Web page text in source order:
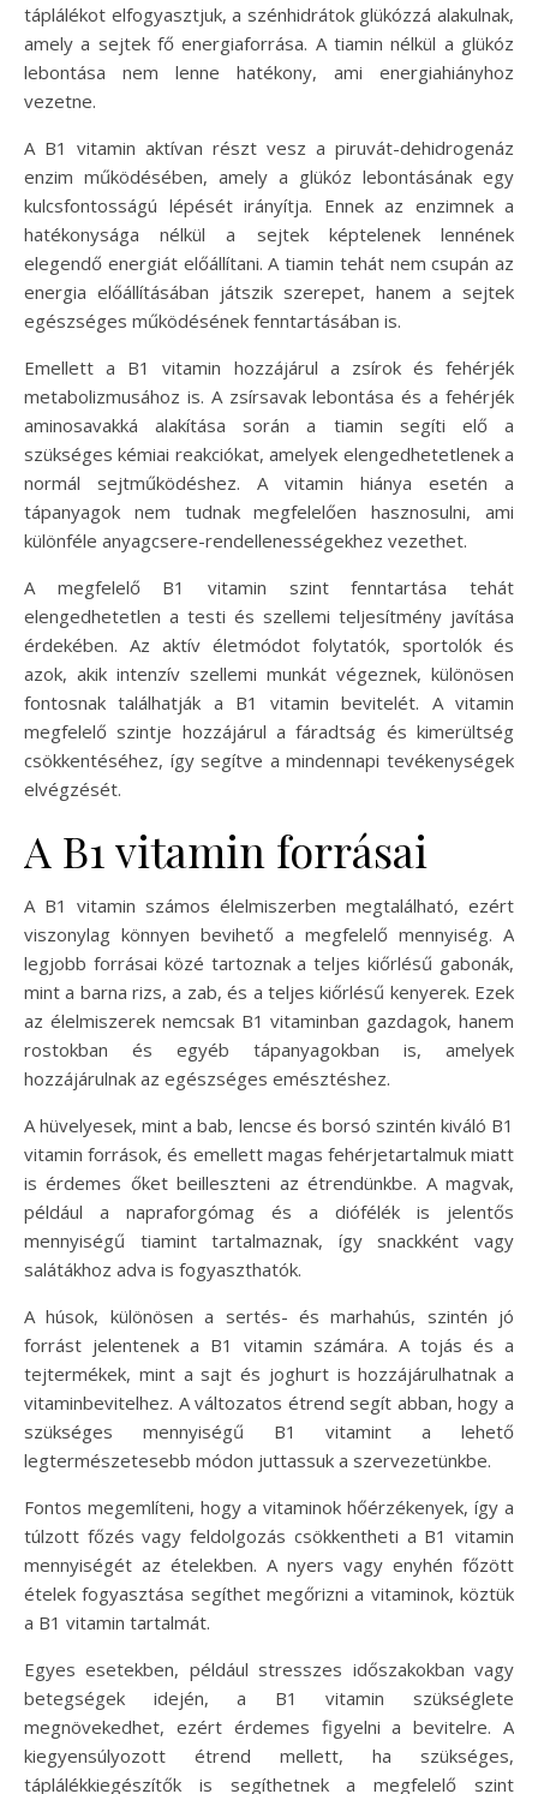
táplálékot elfogyasztjuk, a szénhidrátok glükózzá alakulnak,
amely a sejtek fő energiaforrása. A tiamin nélkül a glükóz
lebontása nem lenne hatékony, ami energiahiányhoz
vezetne.
A B1 vitamin aktívan részt vesz a piruvát-dehidrogenáz
enzim működésében, amely a glükóz lebontásának egy
kulcsfontosságú lépését irányítja. Ennek az enzimnek a
hatékonysága nélkül a sejtek képtelenek lennének
elegendő energiát előállítani. A tiamin tehát nem csupán az
energia előállításában játszik szerepet, hanem a sejtek
egészséges működésének fenntartásában is.
Emellett a B1 vitamin hozzájárul a zsírok és fehérjék
metabolizmusához is. A zsírsavak lebontása és a fehérjék
aminosavakká alakítása során a tiamin segíti elő a
szükséges kémiai reakciókat, amelyek elengedhetetlenek a
normál sejtműködéshez. A vitamin hiánya esetén a
tápanyagok nem tudnak megfelelően hasznosulni, ami
különféle anyagcsere-rendellenességekhez vezethet.
A megfelelő B1 vitamin szint fenntartása tehát
elengedhetetlen a testi és szellemi teljesítmény javítása
érdekében. Az aktív életmódot folytatók, sportolók és
azok, akik intenzív szellemi munkát végeznek, különösen
fontosnak találhatják a B1 vitamin bevitelét. A vitamin
megfelelő szintje hozzájárul a fáradtság és kimerültség
csökkentéséhez, így segítve a mindennapi tevékenységek
elvégzését.
A B1 vitamin forrásai
A B1 vitamin számos élelmiszerben megtalálható, ezért
viszonylag könnyen bevihető a megfelelő mennyiség. A
legjobb forrásai közé tartoznak a teljes kiőrlésű gabonák,
mint a barna rizs, a zab, és a teljes kiőrlésű kenyerek. Ezek
az élelmiszerek nemcsak B1 vitaminban gazdagok, hanem
rostokban és egyéb tápanyagokban is, amelyek
hozzájárulnak az egészséges emésztéshez.
A hüvelyesek, mint a bab, lencse és borsó szintén kiváló B1
vitamin források, és emellett magas fehérjetartalmuk miatt
is érdemes őket beilleszteni az étrendünkbe. A magvak,
például a napraforgómag és a diófélék is jelentős
mennyiségű tiamint tartalmaznak, így snackként vagy
salátákhoz adva is fogyaszthatók.
A húsok, különösen a sertés- és marhahús, szintén jó
forrást jelentenek a B1 vitamin számára. A tojás és a
tejtermékek, mint a sajt és joghurt is hozzájárulhatnak a
vitaminbevitelhez. A változatos étrend segít abban, hogy a
szükséges mennyiségű B1 vitamint a lehető
legtermészetesebb módon juttassuk a szervezetünkbe.
Fontos megemlíteni, hogy a vitaminok hőérzékenyek, így a
túlzott főzés vagy feldolgozás csökkentheti a B1 vitamin
mennyiségét az ételekben. A nyers vagy enyhén főzött
ételek fogyasztása segíthet megőrizni a vitaminok, köztük
a B1 vitamin tartalmát.
Egyes esetekben, például stresszes időszakokban vagy
betegségek idején, a B1 vitamin szükséglete
megnövekedhet, ezért érdemes figyelni a bevitelre. A
kiegyensúlyozott étrend mellett, ha szükséges,
táplálékkiegészítők is segíthetnek a megfelelő szint